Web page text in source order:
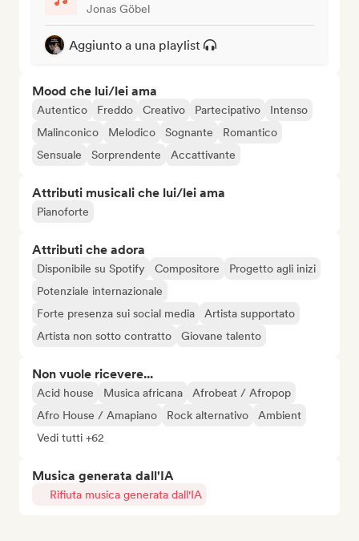
Jonas Göbel
Aggiunto a una playlist
Mood che lui/lei ama
Autentico Freddo Creativo Partecipativo
Intenso
Malinconico
Melodico Sognante
Romantico
Sensuale
Sorprendente Accattivante
Attributi musicali che lui/lei ama
Pianoforte
Attributi che adora
Disponibile su Spotify Compositore
Progetto agli inizi
Potenziale internazionale
Forte presenza sui social media
Artista supportato
Artista non sotto contratto
Giovane talento
Non vuole ricevere...
Acid house Musica africana
Afrobeat / Afropop
Afro House / Amapiano
Rock alternativo
Ambient
Vedi tutti +62
Musica generata dall'IA
Rifiuta musica generata dall'IA